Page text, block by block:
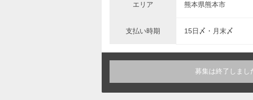
エリア 熊本県熊本市
支払い時期 15日〆・月末〆
募集は終了しまし